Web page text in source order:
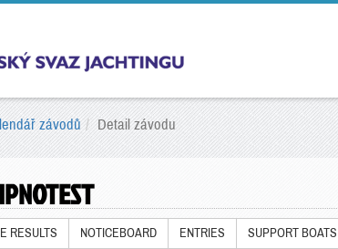
závodů Detail závodu
RESULTS NOTICEBOARD ENTRIES SUPPORT